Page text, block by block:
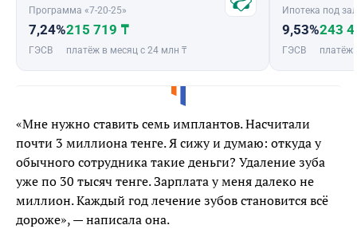
Программа «7-20-25»
7,24%
ГЭСВ
215 719 ₸
платёж в месяц с 24 млн ₸
Ипотека под
9,53%
ГЭСВ
243
платёж
«Мне нужно ставить семь имплантов. Насчитали
почти 3 миллиона тенге. Я сижу и думаю: откуда у
обычного сотрудника такие деньги? Удаление зуба
уже по 30 тысяч тенге. Зарплата у меня далеко не
миллион. Каждый год лечение зубов становится всё
дороже», — написала она.